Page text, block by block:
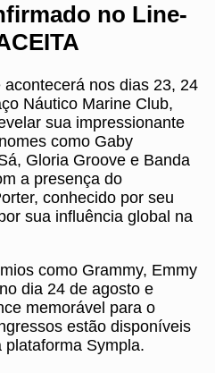
no Line-
nos dias 23, 24
Náutico Marine Club,
sua impressionante
como Gaby
Gloria Groove e Banda
a presença do
conhecido por seu
sua influência global na
como Grammy, Emmy
dia 24 de agosto e
memorável para o
estão disponíveis
plataforma Sympla.